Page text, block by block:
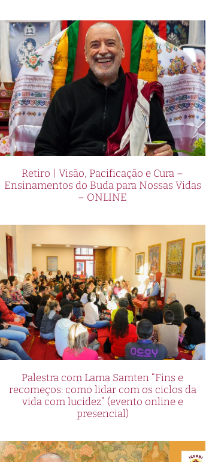
Retiro | Visão, Pacificação e Cura –
Ensinamentos do Buda para Nossas Vidas
– ONLINE
Palestra com Lama Samten “Fins e
recomeços: como lidar com os ciclos da
vida com lucidez” (evento online e
presencial)